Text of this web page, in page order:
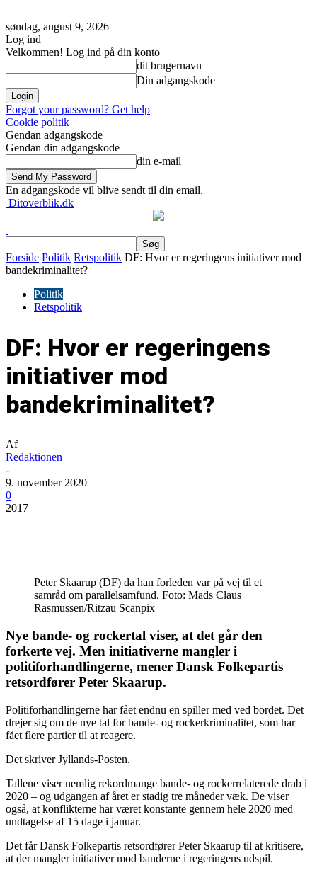
søndag, august 9, 2026
Log ind
Velkommen! Log ind på din konto
dit brugernavn
Din adgangskode
Forgot your password? Get help
Cookie politik
Gendan adgangskode
Gendan din adgangskode
din e-mail
En adgangskode vil blive sendt til din email.
Ditoverblik.dk
Forside Politik Retspolitik DF: Hvor er regeringens initiativer mod
bandekriminalitet?
Politik
Retspolitik
DF: Hvor er regeringens
initiativer mod
bandekriminalitet?
Af
Redaktionen
-
9. november 2020
0
2017
Peter Skaarup (DF) da han forleden var på vej til et
samråd om parallelsamfund. Foto: Mads Claus
Rasmussen/Ritzau Scanpix
Nye bande- og rockertal viser, at det går den
forkerte vej. Men initiativerne mangler i
politiforhandlingerne, mener Dansk Folkepartis
retsordfører Peter Skaarup.
Politiforhandlingerne har fået endnu en spiller med ved bordet. Det
drejer sig om de nye tal for bande- og rockerkriminalitet, som har
fået flere partier til at reagere.
Det skriver Jyllands-Posten.
Tallene viser nemlig rekordmange bande- og rockerrelaterede drab i
2020 – og udgangen af året er stadig tre måneder væk. De viser
også, at konflikterne har været konstante gennem hele 2020 med
undtagelse af 15 dage i januar.
Det får Dansk Folkepartis retsordfører Peter Skaarup til at kritisere,
at der mangler initiativer mod banderne i regeringens udspil.